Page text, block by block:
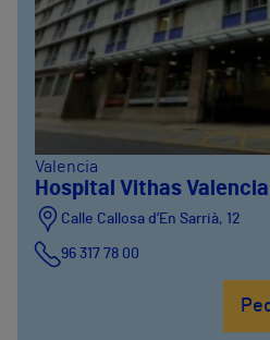
Valencia
Hospital Vithas
Calle Callosa d’En Sarrià, 12
96 317 78 00